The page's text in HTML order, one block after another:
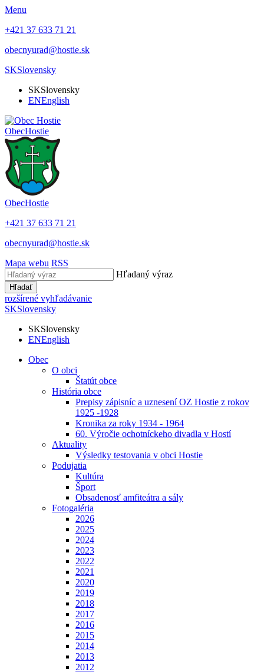
Menu
+421 37 633 71 21
obecnyurad@hostie.sk
SKSlovensky
SKSlovensky
ENEnglish
ObecHostie
ObecHostie
+421 37 633 71 21
obecnyurad@hostie.sk
Mapa webu RSS
Hľadaný výraz
Hľadať
rozšírené vyhľadávanie
SKSlovensky
SKSlovensky
ENEnglish
Obec
O obci
Štatút obce
História obce
Prepisy zápisníc a uznesení OZ Hostie z rokov
1925 -1928
Kronika za roky 1934 - 1964
60. Výročie ochotníckeho divadla v Hostí
Aktuality
Výsledky testovania v obci Hostie
Podujatia
Kultúra
Šport
Obsadenosť amfiteátra a sály
Fotogaléria
2026
2025
2024
2023
2022
2021
2020
2019
2018
2017
2016
2015
2014
2013
2012